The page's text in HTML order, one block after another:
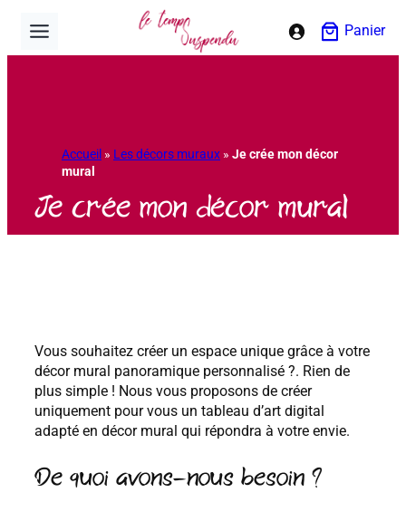
contenu
Panier
Accueil » Les décors muraux » Je crée mon décor
mural
Je crée mon décor mural
Vous souhaitez créer un espace unique grâce à votre
décor mural panoramique personnalisé ?. Rien de
plus simple ! Nous vous proposons de créer
uniquement pour vous un tableau d’art digital
adapté en décor mural qui répondra à votre envie.
De quoi avons-nous besoin ?